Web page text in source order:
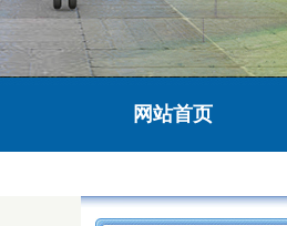
网站首页